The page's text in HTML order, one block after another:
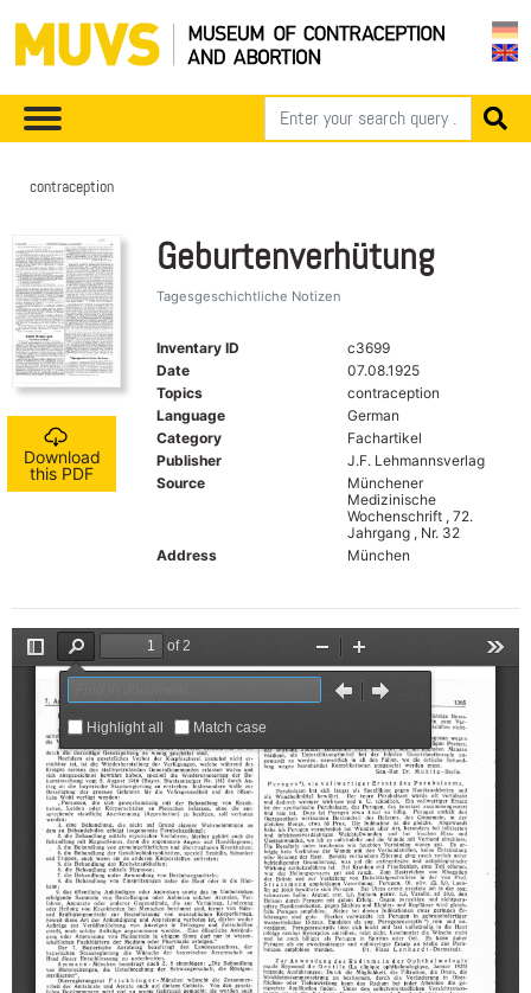
contraception
Download
this PDF
Geburtenverhütung
Tagesgeschichtliche Notizen
Inventary ID
c3699
Date
07.08.1925
Topics
contraception
Language
German
Category
Fachartikel
Publisher
J.F. Lehmannsverlag
Source
Münchener
Medizinische
Wochenschrift , 72.
Jahrgang , Nr. 32
Address
München